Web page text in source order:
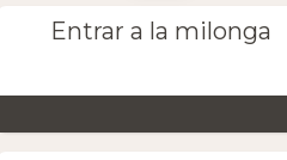
Entrar a la milonga